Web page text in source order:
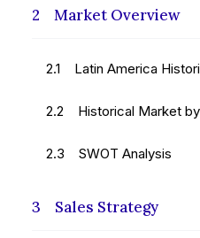
2 Market Overview
2.1 Latin America
2.2 Historical Market by
2.3 SWOT Analysis
3 Sales Strategy